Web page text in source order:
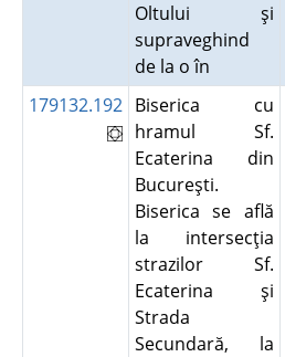
Oltului şi
supraveghind
de la o în
179132.192 Biserica cu
hramul Sf.
Ecaterina din
Bucureşti.
Biserica se află
la intersecţia
strazilor Sf.
Ecaterina şi
Strada
Secundară, la